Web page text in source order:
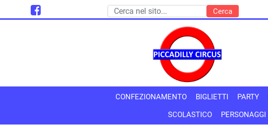
CONFEZIONAMENTO BIGLIETTI PARTY
SCOLASTICO
PERSONAGGI